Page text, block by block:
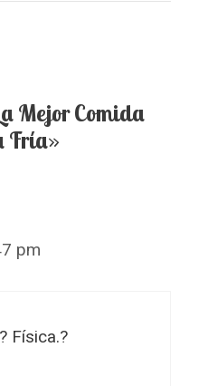
Mejor Comida
Fría»
pm
Física.?